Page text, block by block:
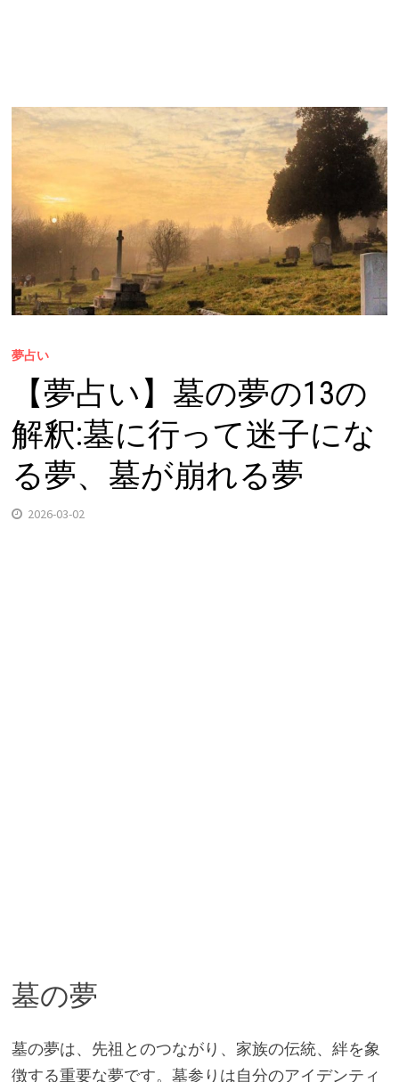
夢占い
【夢占い】墓の夢の13の
解釈:墓に行って迷子にな
る夢、墓が崩れる夢
2026-03-02
墓の夢
墓の夢は、先祖とのつながり、家族の伝統、絆を象
徴する重要な夢です。墓参りは自分のアイデンティ